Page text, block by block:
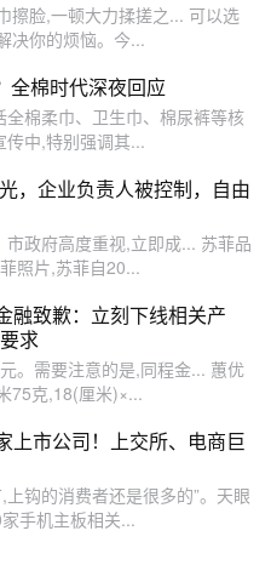
擦脸,一顿大力揉搓之... 可以选
决你的烦恼。今...
全棉时代深夜回应
棉柔巾、卫生巾、棉尿裤等核
传中,特别强调其...
，企业负责人被控制，自由
政府高度重视,立即成... 苏菲品
照片,苏菲自20...
融致歉：立刻下线相关产
求
。需要注意的是,同程金... 蕙优
75克,18(厘米)×...
上市公司！上交所、电商巨
钩的消费者还是很多的”。天眼
手机主板相关...